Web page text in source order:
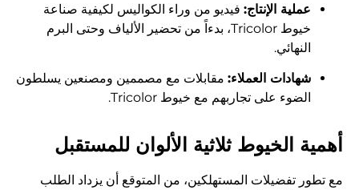
عملية الإنتاج: فيديو من وراء الكواليس لكيفية صناعة
خيوط Tricolor، بدءاً من تحضير الألياف وحتى البرم
النهائي.
شهادات العملاء: مقابلات مع مصممين ومصنعين يسلطون
الضوء على تجاربهم مع خيوط Tricolor.
أهمية الخيوط ثلاثية الألوان للمستقبل
مع تطور تفضيلات المستهلكين، من المتوقع أن يزداد الطلب